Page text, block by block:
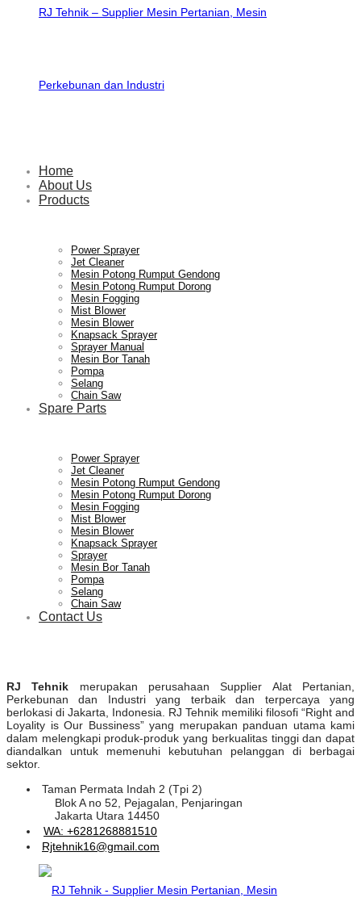
RJ Tehnik – Supplier Mesin Pertanian, Mesin
Perkebunan dan Industri
Home
About Us
Products
Power Sprayer
Jet Cleaner
Mesin Potong Rumput Gendong
Mesin Potong Rumput Dorong
Mesin Fogging
Mist Blower
Mesin Blower
Knapsack Sprayer
Sprayer Manual
Mesin Bor Tanah
Pompa
Selang
Chain Saw
Spare Parts
Power Sprayer
Jet Cleaner
Mesin Potong Rumput Gendong
Mesin Potong Rumput Dorong
Mesin Fogging
Mist Blower
Mesin Blower
Knapsack Sprayer
Sprayer
Mesin Bor Tanah
Pompa
Selang
Chain Saw
Contact Us
RJ Tehnik merupakan perusahaan Supplier Alat Pertanian,
Perkebunan dan Industri yang terbaik dan terpercaya yang
berlokasi di Jakarta, Indonesia. RJ Tehnik memiliki filosofi “Right and
Loyality is Our Bussiness” yang merupakan panduan utama kami
dalam melengkapi produk-produk yang berkualitas tinggi dan dapat
diandalkan untuk memenuhi kebutuhan pelanggan di berbagai
sektor.
Taman Permata Indah 2 (Tpi 2)
Blok A no 52, Pejagalan, Penjaringan
Jakarta Utara 14450
WA: +6281268881510
Rjtehnik16@gmail.com